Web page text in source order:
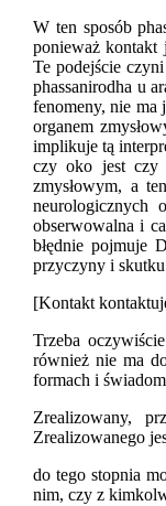
W ten sposób
ponieważ kontakt
Te podejście
phassanirodha u
fenomeny, nie ma
organem
implikuje tą
czy oko jest czy
zmysłowym, a
neurologicznych
obserwowalna i
błędnie pojmuje
przyczyny i
[Kontakt
Trzeba
również nie ma
formach i
Zrealizowany,
Zrealizowanego
do tego stopnia
nim, czy z